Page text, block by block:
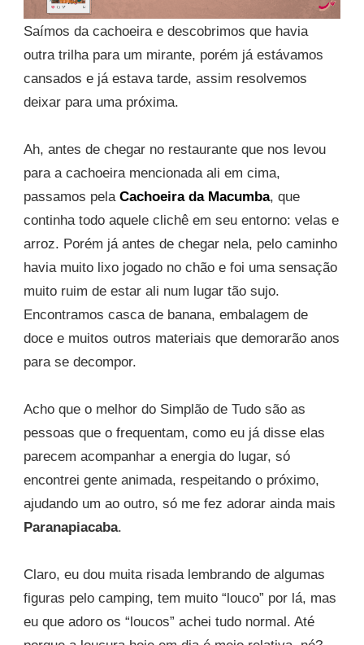
Saímos da cachoeira e descobrimos que havia
outra trilha para um mirante, porém já estávamos
cansados e já estava tarde, assim resolvemos
deixar para uma próxima.
Ah, antes de chegar no restaurante que nos levou
para a cachoeira mencionada ali em cima,
passamos pela Cachoeira da Macumba, que
continha todo aquele clichê em seu entorno: velas e
arroz. Porém já antes de chegar nela, pelo caminho
havia muito lixo jogado no chão e foi uma sensação
muito ruim de estar ali num lugar tão sujo.
Encontramos casca de banana, embalagem de
doce e muitos outros materiais que demorarão anos
para se decompor.
Acho que o melhor do Simplão de Tudo são as
pessoas que o frequentam, como eu já disse elas
parecem acompanhar a energia do lugar, só
encontrei gente animada, respeitando o próximo,
ajudando um ao outro, só me fez adorar ainda mais
Paranapiacaba.
Claro, eu dou muita risada lembrando de algumas
figuras pelo camping, tem muito “louco” por lá, mas
eu que adoro os “loucos” achei tudo normal. Até